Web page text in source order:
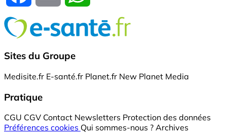
Sites du Groupe
Medisite.fr E-santé.fr Planet.fr New Planet Media
Pratique
CGU CGV Contact Newsletters Protection des données
Préférences cookies Qui sommes-nous ? Archives